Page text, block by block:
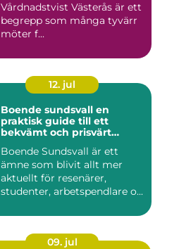
Vårdnadstvist Västerås är ett
begrepp som många tyvärr
möter f...
12. jul
Boende sundsvall en
praktisk guide till ett
bekvämt och prisvärt
Boende Sundsvall är ett
ämne som blivit allt mer
aktuellt för resenärer,
studenter, arbetspendlare o...
09. jul